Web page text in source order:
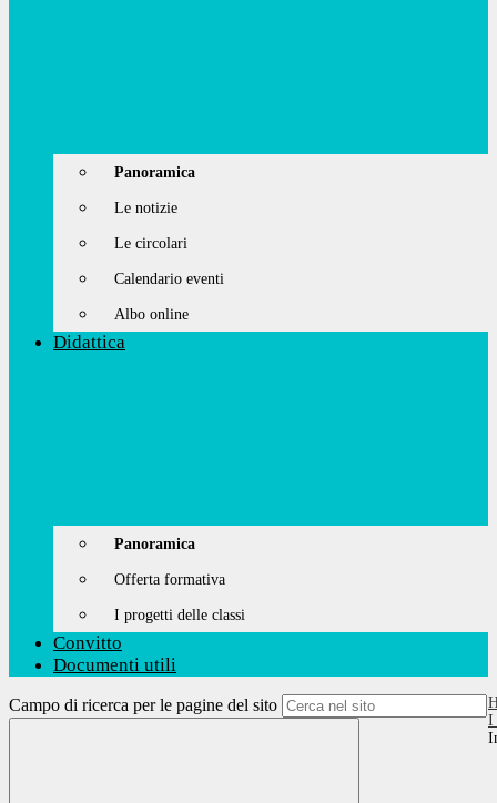
Panoramica
Le notizie
Le circolari
Calendario eventi
Albo online
Didattica
Panoramica
Offerta formativa
I progetti delle classi
Convitto
Documenti utili
Campo di ricerca per le pagine del sito
I